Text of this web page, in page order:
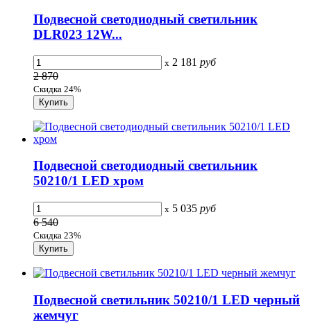
Подвесной светодиодный светильник
DLR023 12W...
x 2 181 руб
2 870
Скидка 24%
Подвесной светодиодный светильник
50210/1 LED хром
x 5 035 руб
6 540
Скидка 23%
Подвесной светильник 50210/1 LED черный
жемчуг